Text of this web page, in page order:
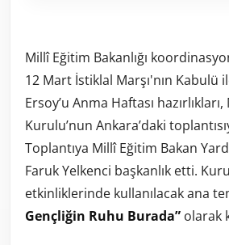
Millî Eğitim Bakanlığı
12 Mart İstiklal Marşı'nın Kabulü
Ersoy’u Anma Haftası
Kurulu’nun Ankara’daki
Toplantıya Millî Eğitim Bakan
Faruk Yelkenci başkanlık etti.
etkinliklerinde kullanılacak ana
Gençliğin Ruhu Burada” olarak